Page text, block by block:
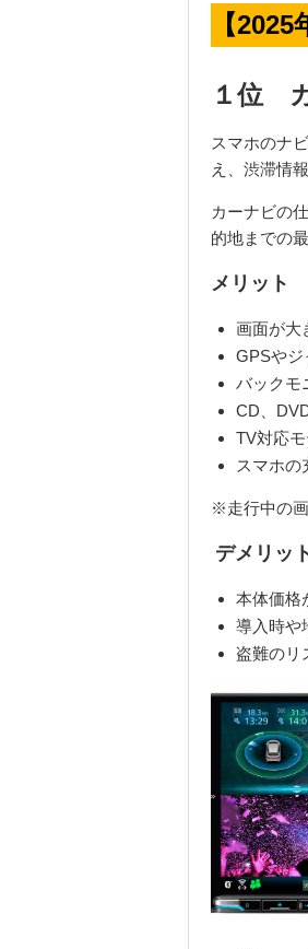
【
１位
スマホのナ
え、渋滞情
カーナビの
的地までの
メリット
画面が大
GPSやジ
バックモ
CD、
TV対応
スマホの
※走行中の
デメリッ
本体価格
導入時や
盗難のリ